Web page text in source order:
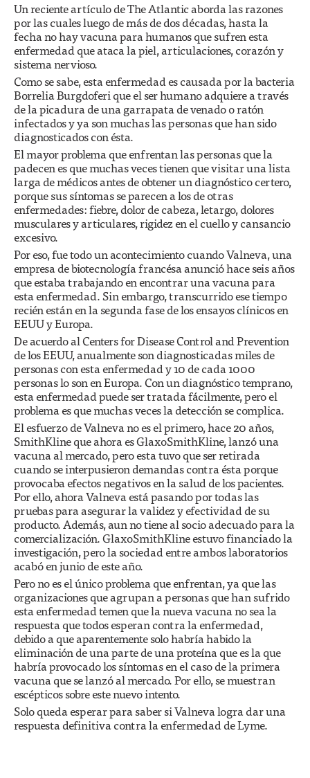
Un reciente artículo de The Atlantic aborda las razones
por las cuales luego de más de dos décadas, hasta la
fecha no hay vacuna para humanos que sufren esta
enfermedad que ataca la piel, articulaciones, corazón y
sistema nervioso.
Como se sabe, esta enfermedad es causada por la bacteria
Borrelia Burgdoferi que el ser humano adquiere a través
de la picadura de una garrapata de venado o ratón
infectados y ya son muchas las personas que han sido
diagnosticados con ésta.
El mayor problema que enfrentan las personas que la
padecen es que muchas veces tienen que visitar una lista
larga de médicos antes de obtener un diagnóstico certero,
porque sus síntomas se parecen a los de otras
enfermedades: fiebre, dolor de cabeza, letargo, dolores
musculares y articulares, rigidez en el cuello y cansancio
excesivo.
Por eso, fue todo un acontecimiento cuando Valneva, una
empresa de biotecnología francésa anunció hace seis años
que estaba trabajando en encontrar una vacuna para
esta enfermedad. Sin embargo, transcurrido ese tiempo
recién están en la segunda fase de los ensayos clínicos en
EEUU y Europa.
De acuerdo al Centers for Disease Control and Prevention
de los EEUU, anualmente son diagnosticadas miles de
personas con esta enfermedad y 10 de cada 1000
personas lo son en Europa. Con un diagnóstico temprano,
esta enfermedad puede ser tratada fácilmente, pero el
problema es que muchas veces la detección se complica.
El esfuerzo de Valneva no es el primero, hace 20 años,
SmithKline que ahora es GlaxoSmithKline, lanzó una
vacuna al mercado, pero esta tuvo que ser retirada
cuando se interpusieron demandas contra ésta porque
provocaba efectos negativos en la salud de los pacientes.
Por ello, ahora Valneva está pasando por todas las
pruebas para asegurar la validez y efectividad de su
producto. Además, aun no tiene al socio adecuado para la
comercialización. GlaxoSmithKline estuvo financiado la
investigación, pero la sociedad entre ambos laboratorios
acabó en junio de este año.
Pero no es el único problema que enfrentan, ya que las
organizaciones que agrupan a personas que han sufrido
esta enfermedad temen que la nueva vacuna no sea la
respuesta que todos esperan contra la enfermedad,
debido a que aparentemente solo habría habido la
eliminación de una parte de una proteína que es la que
habría provocado los síntomas en el caso de la primera
vacuna que se lanzó al mercado. Por ello, se muestran
escépticos sobre este nuevo intento.
Solo queda esperar para saber si Valneva logra dar una
respuesta definitiva contra la enfermedad de Lyme.